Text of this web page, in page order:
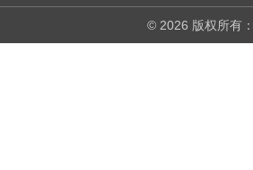
© 2026 版权所有